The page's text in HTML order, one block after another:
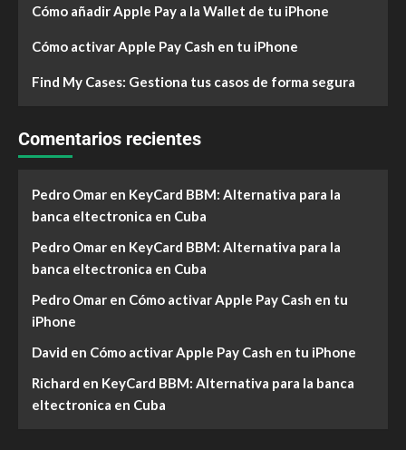
Cómo añadir Apple Pay a la Wallet de tu iPhone
Cómo activar Apple Pay Cash en tu iPhone
Find My Cases: Gestiona tus casos de forma segura
Comentarios recientes
Pedro Omar en KeyCard BBM: Alternativa para la
banca eltectronica en Cuba
Pedro Omar en KeyCard BBM: Alternativa para la
banca eltectronica en Cuba
Pedro Omar en Cómo activar Apple Pay Cash en tu
iPhone
David en Cómo activar Apple Pay Cash en tu iPhone
Richard en KeyCard BBM: Alternativa para la banca
eltectronica en Cuba